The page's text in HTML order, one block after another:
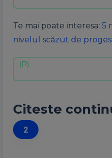
Te mai poate interesa: 5
nivelul scăzut de
Citeste
2